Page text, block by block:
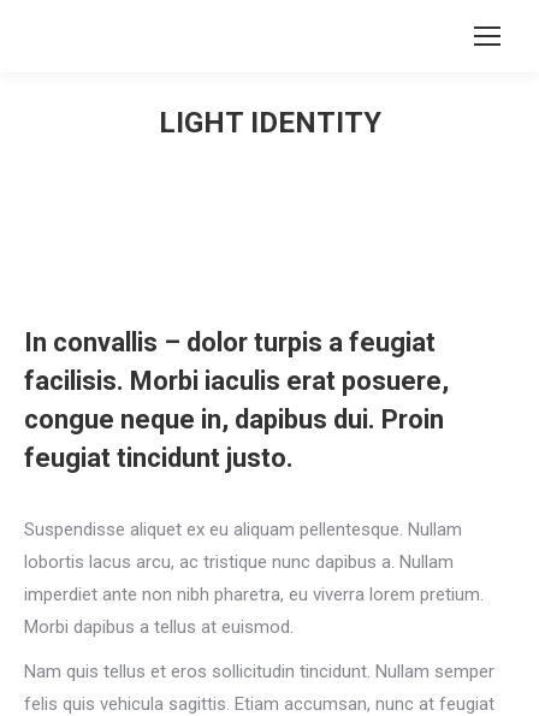
Search:
LIGHT IDENTITY
In convallis – dolor turpis a feugiat
facilisis. Morbi iaculis erat posuere,
congue neque in, dapibus dui. Proin
feugiat tincidunt justo.
Suspendisse aliquet ex eu aliquam pellentesque. Nullam
lobortis lacus arcu, ac tristique nunc dapibus a. Nullam
imperdiet ante non nibh pharetra, eu viverra lorem pretium.
Morbi dapibus a tellus at euismod.
Nam quis tellus et eros sollicitudin tincidunt. Nullam semper
felis quis vehicula sagittis. Etiam accumsan, nunc at feugiat